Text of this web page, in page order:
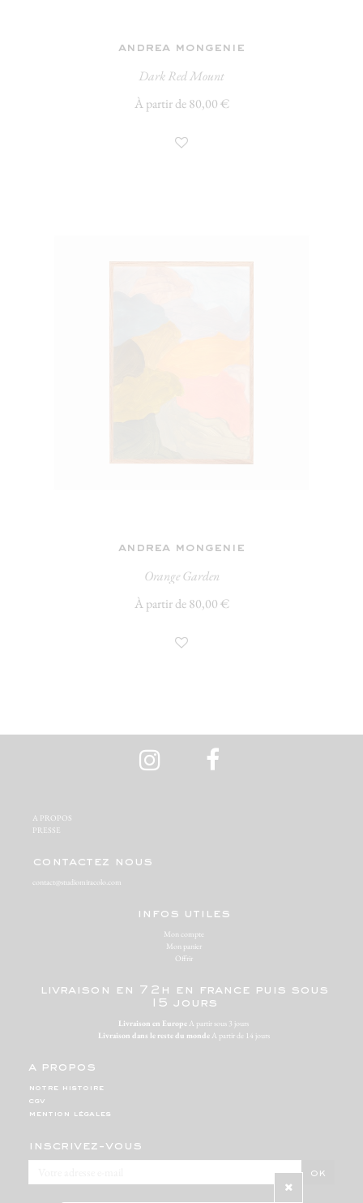
andrea mongenie
Dark Red Mount
À partir de 80,00 €
andrea mongenie
Orange Garden
À partir de 80,00 €
A PROPOS‬
PRESSE‬
contactez nous
contact@studiomiracolo.com
infos utiles
Mon compte
Mon panier
Offrir
livraison en 72h en france puis sous
15 jours
Livraison en Europe A partir sous 3 jours
Livraison dans le reste du monde A partir de 14 jours
a propos
notre histoire
cgv
mention légales
inscrivez-vous